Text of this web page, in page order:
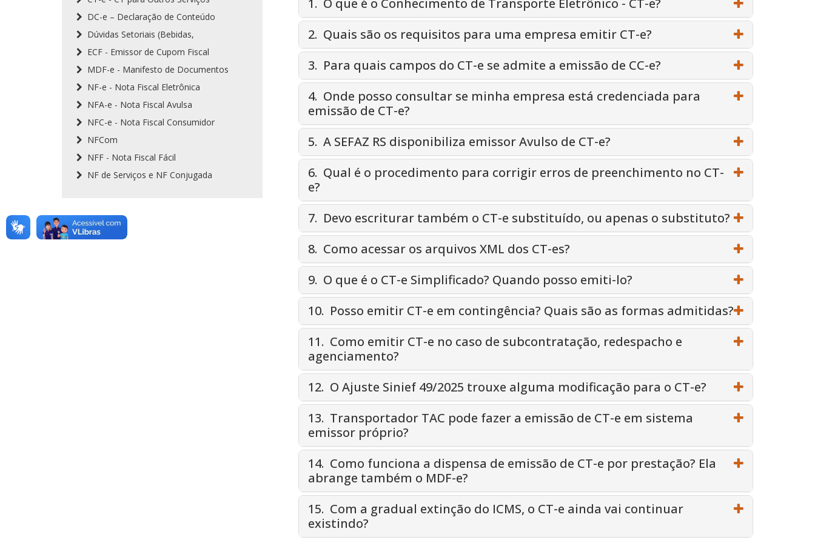
DC-e – Declaração de Conteúdo
Dúvidas Setoriais (Bebidas,
ECF - Emissor de Cupom Fiscal
MDF-e - Manifesto de Documentos
NF-e - Nota Fiscal Eletrônica
NFA-e - Nota Fiscal Avulsa
NFC-e - Nota Fiscal Consumidor
NFCom
NFF - Nota Fiscal Fácil
NF de Serviços e NF Conjugada
1. O que é o Conhecimento de Transporte Eletrônico - CT-e?
2. Quais são os requisitos para uma empresa emitir CT-e?
3. Para quais campos do CT-e se admite a emissão de CC-e?
4. Onde posso consultar se minha empresa está credenciada para
emissão de CT-e?
5. A SEFAZ RS disponibiliza emissor Avulso de CT-e?
6. Qual é o procedimento para corrigir erros de preenchimento no CT-
e?
7. Devo escriturar também o CT-e substituído, ou apenas o substituto?
8. Como acessar os arquivos XML dos CT-es?
9. O que é o CT-e Simplificado? Quando posso emiti-lo?
10. Posso emitir CT-e em contingência? Quais são as formas admitidas?
11. Como emitir CT-e no caso de subcontratação, redespacho e
agenciamento?
12. O Ajuste Sinief 49/2025 trouxe alguma modificação para o CT-e?
13. Transportador TAC pode fazer a emissão de CT-e em sistema
emissor próprio?
14. Como funciona a dispensa de emissão de CT-e por prestação? Ela
abrange também o MDF-e?
15. Com a gradual extinção do ICMS, o CT-e ainda vai continuar
existindo?